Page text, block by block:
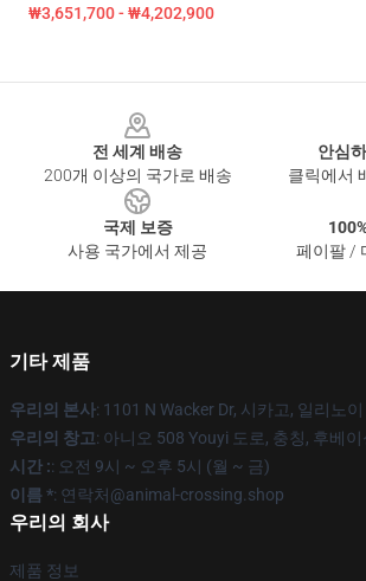
₩3,651,700 - ₩4,202,900
전 세계 배송
200개 이상의 국가로 배송
안심
클릭에서
국제 보증
사용 국가에서 제공
페이팔 /
기타 제품
우리의 본사: 1101 N Wacker Dr, 시카고, 일리노
우리의 창고: 아니오 508 Youyi 도로, 충칭, 후베이
시간 :: 오전 9시 ~ 오후 5시 (월 ~ 금)
이름 *: 연락처@animal-crossing.shop
우리의 회사
제품 정보